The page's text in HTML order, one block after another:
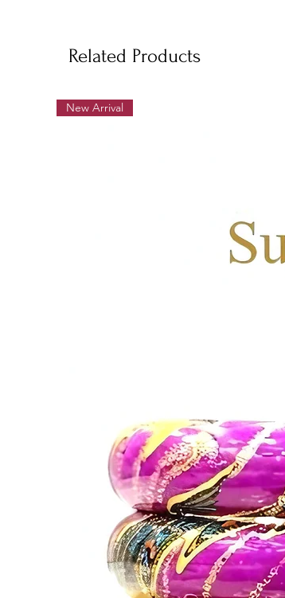
Related Products
New Arrival